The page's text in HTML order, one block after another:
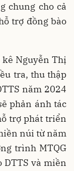
chung cho cả
trợ đồng bào
kê Nguyễn Thị
tra, thu thập
năm 2024
phản ánh tác
trợ phát triển
núi từ năm
trình MTQG
DTTS và miền